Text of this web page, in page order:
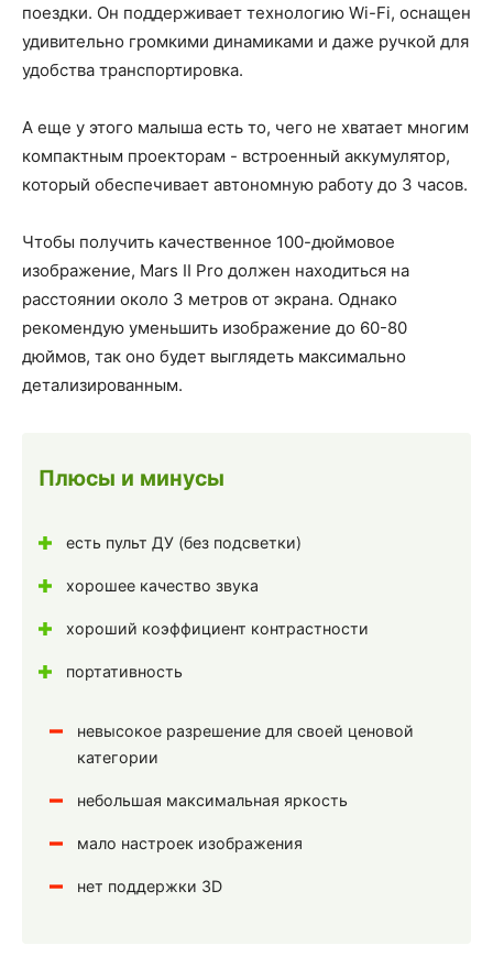
поездки. Он поддерживает технологию Wi-Fi, оснащен
удивительно громкими динамиками и даже ручкой для
удобства транспортировка.
А еще у этого малыша есть то, чего не хватает многим
компактным проекторам - встроенный аккумулятор,
который обеспечивает автономную работу до 3 часов.
Чтобы получить качественное 100-дюймовое
изображение, Mars II Pro должен находиться на
расстоянии около 3 метров от экрана. Однако
рекомендую уменьшить изображение до 60-80
дюймов, так оно будет выглядеть максимально
детализированным.
Плюсы и минусы
есть пульт ДУ (без подсветки)
хорошее качество звука
хороший коэффициент контрастности
портативность
невысокое разрешение для своей ценовой
категории
небольшая максимальная яркость
мало настроек изображения
нет поддержки 3D